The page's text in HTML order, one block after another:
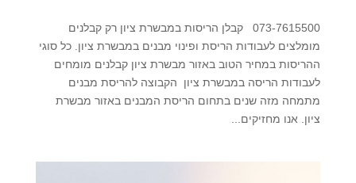
073-7615500 קבלן הריסות במבשרת ציון רק קבלנים
מומלצים לעבודות הריסת ופינוי מבנים במבשרת ציון. כל סוגי
ההריסות במחיר הטוב באזור מבשרת ציון קבלנים מומחים
לעבודות הריסה במבשרת ציון הקבוצה להריסת מבנים
מתמחה מזה שנים בתחום הריסת המבנים באזור מבשרת
ציון. אנו מחזיקים...